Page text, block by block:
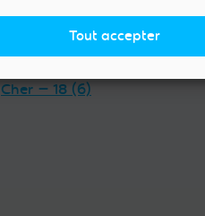
Tout accepter
Eure-et-Loir — 28 (23)
Loir-et-Cher — 41 (14)
Cher — 18 (6)